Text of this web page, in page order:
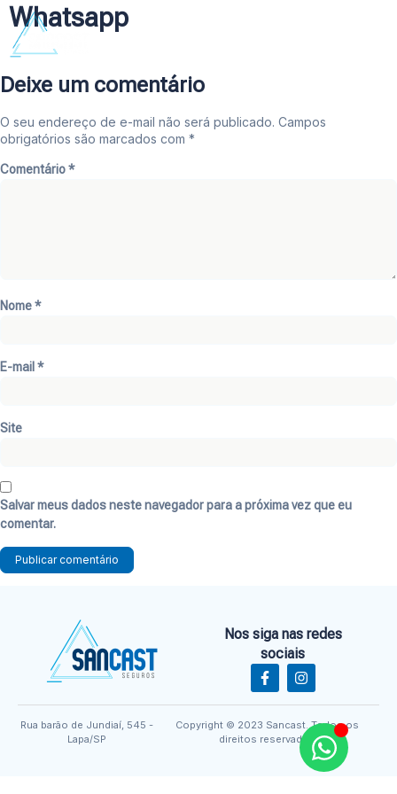
Whatsapp
Deixe um comentário
O seu endereço de e-mail não será publicado. Campos
obrigatórios são marcados com *
Comentário*
Nome*
E-mail *
Site
Salvar meus dados neste navegador para a próxima vez que eu
comentar.
Nos siga nas redes
sociais
Rua barão de Jundiaí, 545 -
Lapa/SP
Copyright © 2023 Sancast. Todos os
direitos reservados